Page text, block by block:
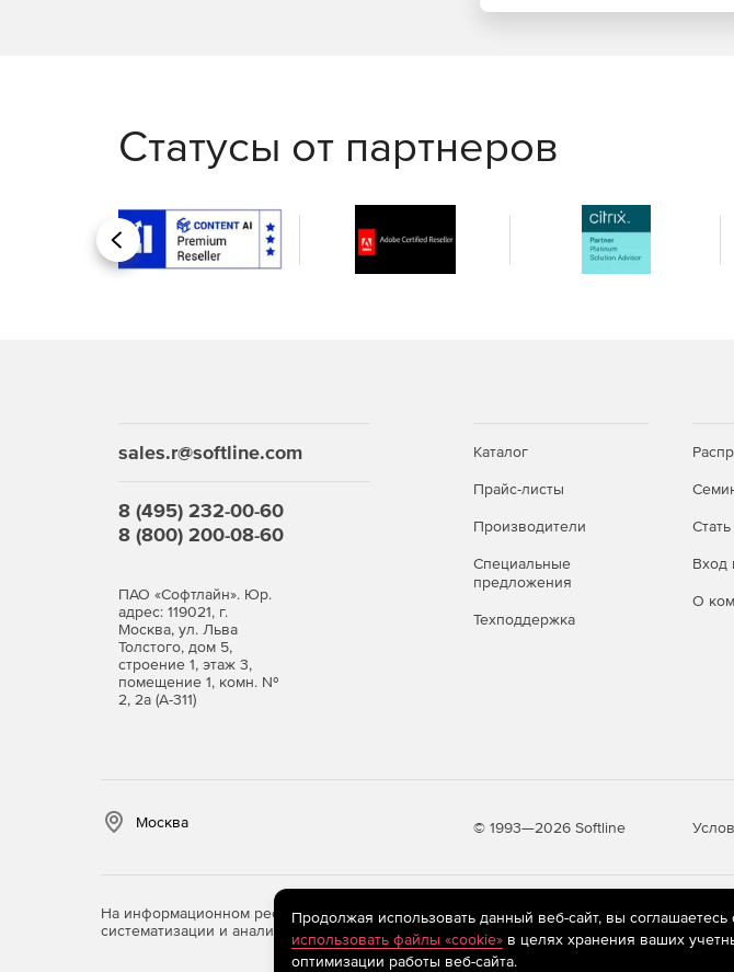
Статусы от партнеров
Назад
sales.r@softline.com
8 (495) 232-00-60
8 (800) 200-08-60
ПАО «Софтлайн». Юр.
адрес: 119021, г.
Москва, ул. Льва
Толстого, дом 5,
строение 1, этаж 3,
помещение 1, комн. №
2, 2а (А-311)
Каталог
Прайс-листы
Производители
Специальные
предложения
Техподдержка
Вход
О
Москва © 1993—2026 Softline
На информационном ресурсе store.softline.ru применяютсярекомендательные
систематизации и анализа сведений, относящихся к предпочтениям пользователей
Продолжая использовать данный веб-сайт, вы
использовать файлы «cookie»в целях хранения ваших
оптимизации работы веб-сайта.